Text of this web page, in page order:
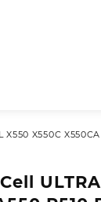
X550C